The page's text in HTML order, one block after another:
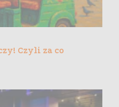
Czyli za co